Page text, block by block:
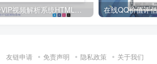
免费VIP视频解析系统HTML源码
友链申请 免责声明 隐私政策 关于我们